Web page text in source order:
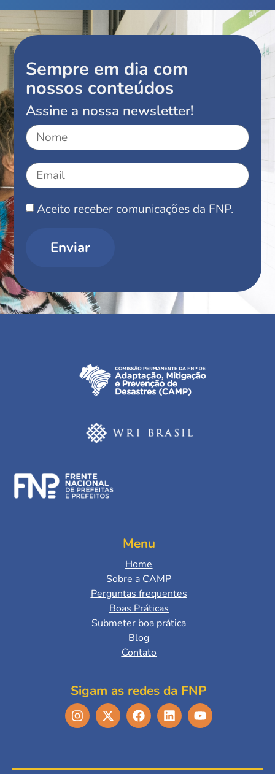
Sempre em dia com
nossos conteúdos
Assine a nossa newsletter!
Aceito receber comunicações da FNP.
Enviar
Menu
Home
Sobre a CAMP
Perguntas frequentes
Boas Práticas
Submeter boa prática
Blog
Contato
Sigam as redes da FNP